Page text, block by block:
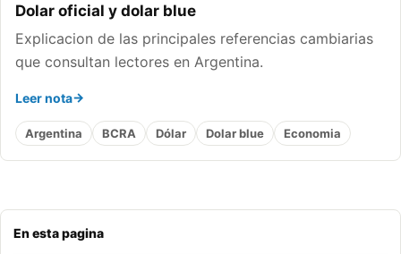
En esta pagina
Dolar oficial y dolar blue
Explicacion de las principales referencias cambiarias
que consultan lectores en Argentina.
Leer nota
Argentina BCRA Dólar Dolar blue Economia